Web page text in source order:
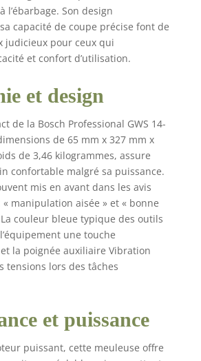
capot de protection en
plastique pour
tronçonner, clé à ergots,
flasque de serrage,
l’ébarbage. Son design
capacité de coupe précise font de
judicieux pour ceux qui
et confort d’utilisation.
et design
de la Bosch Professional GWS 14-
de 65 mm x 327 mm x
de 3,46 kilogrammes, assure
confortable malgré sa puissance.
mis en avant dans les avis
manipulation aisée » et « bonne
couleur bleue typique des outils
une touche
la poignée auxiliaire Vibration
tensions lors des tâches
et puissance
puissant, cette meuleuse offre